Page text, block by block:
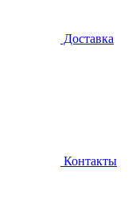
Доставка
Контакты